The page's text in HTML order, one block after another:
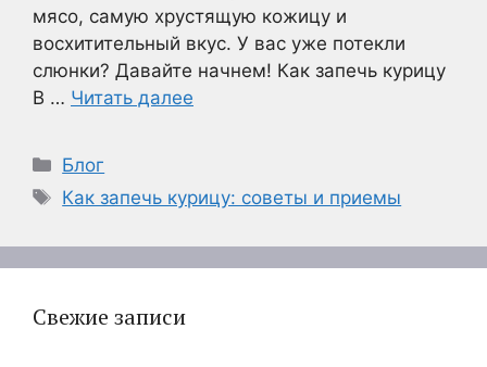
мясо, самую хрустящую кожицу и
восхитительный вкус. У вас уже потекли
слюнки? Давайте начнем! Как запечь курицу
В … Читать далее
Рубрики
Блог
Метки
Как запечь курицу: советы и приемы
Свежие записи